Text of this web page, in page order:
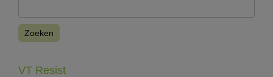
Zoeken
VT Resist